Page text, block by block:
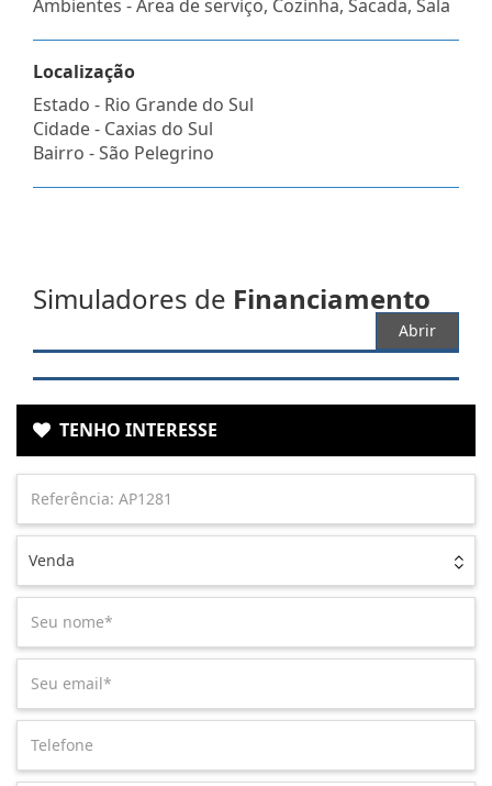
Ambientes - Área de serviço, Cozinha, Sacada, Sala
Localização
Estado - Rio Grande do Sul
Cidade - Caxias do Sul
Bairro -São Pelegrino
Simuladores de Financiamento
Abrir
TENHO INTERESSE
Venda